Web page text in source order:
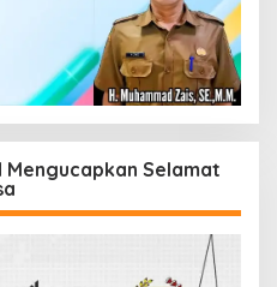
Mengucapkan Selamat